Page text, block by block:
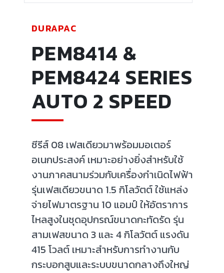
DURAPAC
PEM8414 &
PEM8424 SERIES
AUTO 2 SPEED
ซีรีส์ 08 เฟสเดียวมาพร้อมมอเตอร์
อเนกประสงค์ เหมาะอย่างยิ่งสำหรับใช้
งานภาคสนามร่วมกับเครื่องกำเนิดไฟฟ้า
รุ่นเฟสเดียวขนาด 1.5 กิโลวัตต์ ใช้แหล่ง
จ่ายไฟมาตรฐาน 10 แอมป์ ให้อัตราการ
ไหลสูงในชุดอุปกรณ์ขนาดกะทัดรัด รุ่น
สามเฟสขนาด 3 และ 4 กิโลวัตต์ แรงดัน
415 โวลต์ เหมาะสำหรับการทำงานกับ
กระบอกสูบและระบบขนาดกลางถึงใหญ่